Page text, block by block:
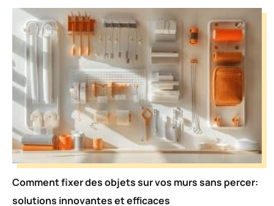
Comment fixer des objets sur vos murs sans percer:
solutions innovantes et efficaces